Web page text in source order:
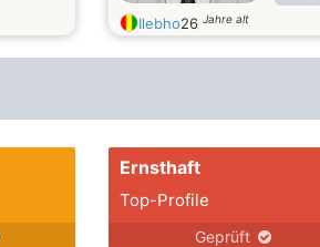
et
à
Ilebho26 Jahre alt
Ernsthaft
Top-Profile
Geprüft